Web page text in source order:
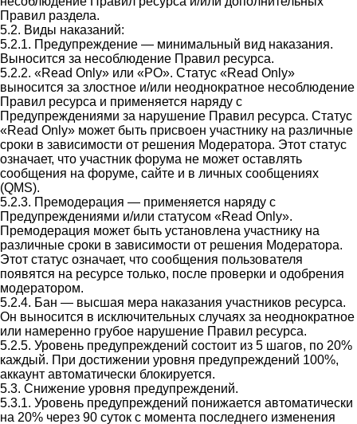
Правил раздела.
5.2. Виды наказаний:
5.2.1. Предупреждение — минимальный вид наказания.
Выносится за несоблюдение Правил ресурса.
5.2.2. «Read Only» или «РО». Статус «Read Only»
выносится за злостное и/или неоднократное несоблюдение
Правил ресурса и применяется наряду с
Предупреждениями за нарушение Правил ресурса. Статус
«Read Only» может быть присвоен участнику на различные
сроки в зависимости от решения Модератора. Этот статус
означает, что участник форума не может оставлять
сообщения на форуме, сайте и в личных сообщениях
(QMS).
5.2.3. Премодерация — применяется наряду с
Предупреждениями и/или статусом «Read Only».
Премодерация может быть установлена участнику на
различные сроки в зависимости от решения Модератора.
Этот статус означает, что сообщения пользователя
появятся на ресурсе только, после проверки и одобрения
модератором.
5.2.4. Бан — высшая мера наказания участников ресурса.
Он выносится в исключительных случаях за неоднократное
или намеренно грубое нарушение Правил ресурса.
5.2.5. Уровень предупреждений состоит из 5 шагов, по 20%
каждый. При достижении уровня предупреждений 100%,
аккаунт автоматически блокируется.
5.3. Снижение уровня предупреждений.
5.3.1. Уровень предупреждений понижается автоматически
на 20% через 90 суток с момента последнего изменения